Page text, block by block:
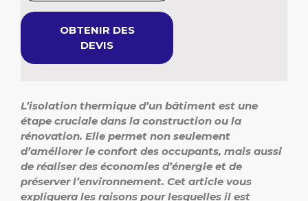
OBTENIR DES
DEVIS
L’isolation thermique d’un bâtiment est une
étape cruciale dans la construction ou la
rénovation. Elle permet non seulement
d’améliorer le confort des occupants, mais aussi
de réaliser des économies d’énergie et de
préserver l’environnement. Cet article vous
expliquera les raisons pour lesquelles il est